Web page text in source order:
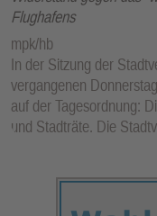
Flughafens
mpk/hb
In der Sitzung der
vergangenen
auf der Tagesordnung:
und Stadträte. Die